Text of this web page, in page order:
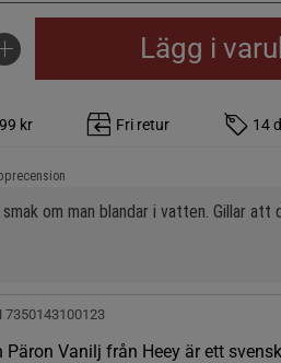
Lägg i
kr Fri retur 14
om man blandar i vatten. Gillar att
7350143100123
Päron Vanilj från Heey är ett